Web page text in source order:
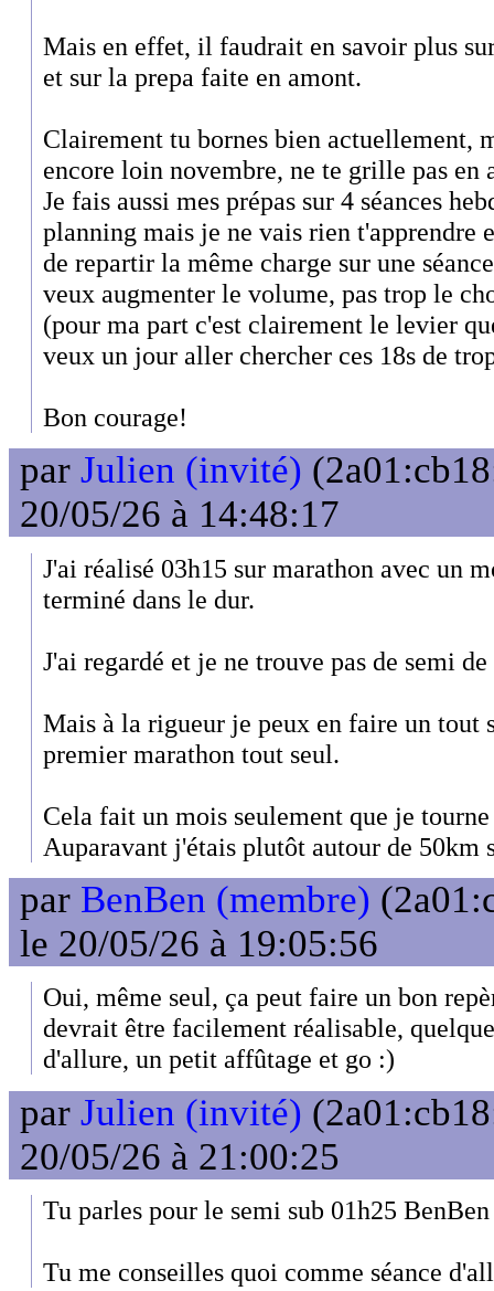
Mais en effet, il faudrait en savoir plus
et sur la prepa faite en amont.
Clairement tu bornes bien actuellement,
encore loin novembre, ne te grille pas en
Je fais aussi mes prépas sur 4 séances
planning mais je ne vais rien t'apprendre
de repartir la même charge sur une
veux augmenter le volume, pas trop le
(pour ma part c'est clairement le levier
veux un jour aller chercher ces 18s de
Bon courage!
par Julien (invité)
20/05/26 à 14:48:17
J'ai réalisé 03h15 sur marathon avec un
terminé dans le dur.
J'ai regardé et je ne trouve pas de semi
Mais à la rigueur je peux en faire un tout
premier marathon tout seul.
Cela fait un mois seulement que je tourne
Auparavant j'étais plutôt autour de 50km
par BenBen (membre)
le 20/05/26 à 19:05:56
Oui, même seul, ça peut faire un bon
devrait être facilement réalisable,
d'allure, un petit affûtage et go :)
par Julien (invité)
20/05/26 à 21:00:25
Tu parles pour le semi sub 01h25 BenBen
Tu me conseilles quoi comme séance